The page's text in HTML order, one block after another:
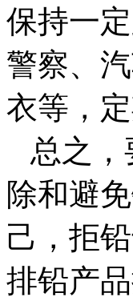
保持一
警察、
衣等，
总之，
除和避
己，拒铅
排铅产